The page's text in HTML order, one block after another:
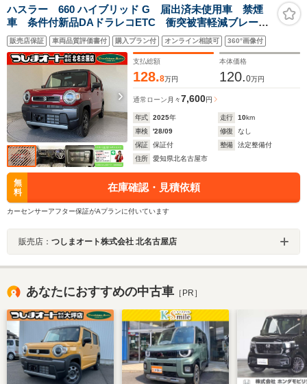
ハスラー 660 ハイブリッド G 届出済未使用車 禁煙
車 条件付新品DAドラレコETC 衝突被害軽減ブレー
キ 障害物センサー スマートキー LEDヘッドライ
ト フルフラット 15インチデザインホイール アダプ
ティブクルコン CVT
販売店保証 車両品質評価書付 購入プラン付 オンライン相談可 360°画像付
支払総額
128.8万円
本体価格
120.0万円
通常ローン 月々7,600円
年式 2025年 走行 10km
車検
'28/09 修復
なし
保証
保証付 整備
法定整備付
住所
愛知県北名古屋市
無
料
在庫確認・見積依頼
カーセンサーアフター保証がAプランに付いています
販売店： つしまオート株式会社 北名古屋店
あなたにおすすめの中古車 ［PR］